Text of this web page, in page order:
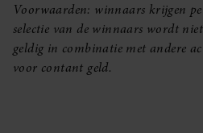
Voorwaarden: winnaars krijgen
selectie van de winnaars wordt
geldig in combinatie met andere
voor contant geld.